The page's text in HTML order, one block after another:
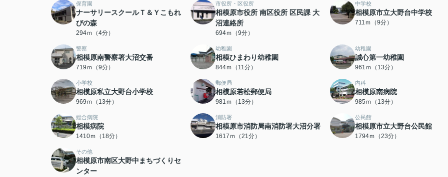
保育園
ナーサリースクールＴ＆Ｙこもれ
びの森
294ｍ（4分）
市役所・区役所
相模原市役所 南区役所 区民課 大
沼連絡所
694ｍ（9分）
中学校
相模原市立大野台中学校
711ｍ（9分）
警察
相模原南警察署大沼交番
719ｍ（9分）
幼稚園
相模ひまわり幼稚園
844ｍ（11分）
幼稚園
誠心第一幼稚園
961ｍ（13分）
小学校
相模原私立大野台小学校
969ｍ（13分）
郵便局
相模原若松郵便局
981ｍ（13分）
内科
相模原南病院
985ｍ（13分）
総合病院
相模病院
1410ｍ（18分）
消防署
相模原市消防局南消防署大沼分署
1617ｍ（21分）
公民館
相模原市立大野台公民館
1794ｍ（23分）
その他
相模原市南区大野中まちづくりセ
ンター